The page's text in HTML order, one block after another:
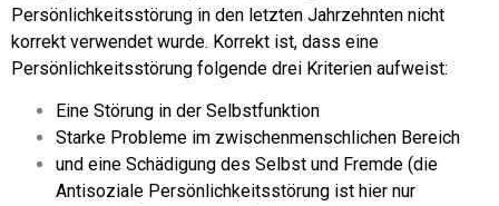
Persönlichkeitsstörung in den letzten Jahrzehnten nicht
korrekt verwendet wurde. Korrekt ist, dass eine
Persönlichkeitsstörung folgende drei Kriterien aufweist:
Eine Störung in der Selbstfunktion
Starke Probleme im zwischenmenschlichen Bereich
und eine Schädigung des Selbst und Fremde (die
Antisoziale Persönlichkeitsstörung ist hier nur